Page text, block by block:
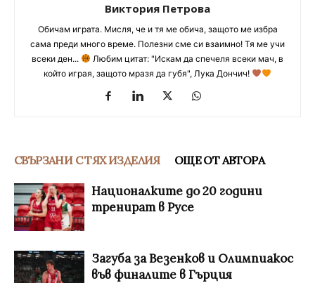
Виктория Петрова
Обичам играта. Мисля, че и тя ме обича, защото ме избра
сама преди много време. Полезни сме си взаимно! Тя ме учи
всеки ден...
Любим цитат: "Искам да спечеля всеки мач, в
който играя, защото мразя да губя", Лука Дончич!
СВЪРЗАНИ С ТЯХ ИЗДЕЛИЯ ОЩЕ ОТ АВТОРА
Националките до 20 години
тренират в Русе
Загуба за Везенков и Олимпиакос
във финалите в Гърция